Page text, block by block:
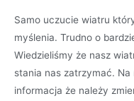
Samo uczucie wiatru
myślenia. Trudno o
Wiedzieliśmy że nasz
stania nas zatrzymać.
informacja że należy